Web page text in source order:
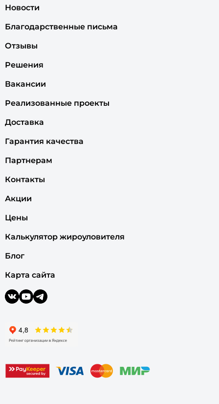
Новости
Благодарственные письма
Отзывы
Решения
Вакансии
Реализованные проекты
Доставка
Гарантия качества
Партнерам
Контакты
Акции
Цены
Калькулятор жироуловителя
Блог
Карта сайта